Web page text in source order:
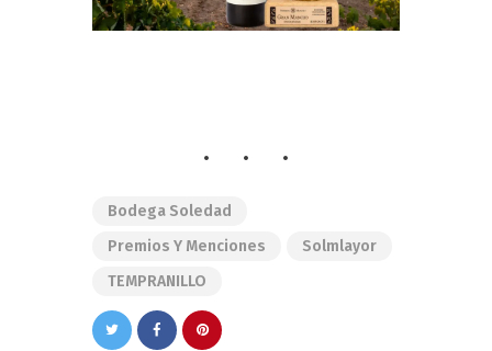
Bodega Soledad
Premios Y Menciones
Solmlayor
TEMPRANILLO